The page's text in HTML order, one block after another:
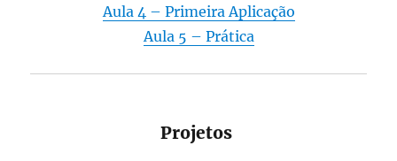
Aula 4 – Primeira Aplicação
Aula 5 – Prática
Projetos